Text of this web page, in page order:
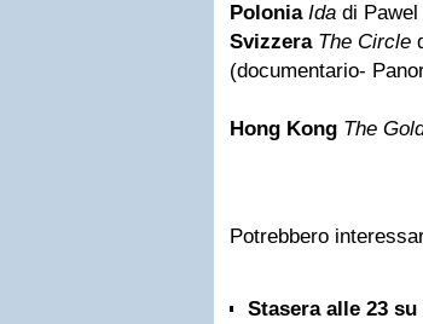
Polonia Ida di
Svizzera The Circle
(documentario-
Hong Kong The
Potrebbero
Stasera alle 23